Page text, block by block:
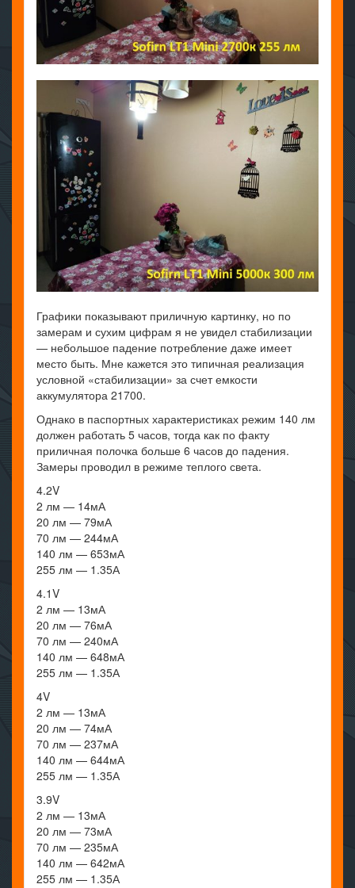
Графики показывают приличную картинку, но по
замерам и сухим цифрам я не увидел стабилизации
— небольшое падение потребление даже имеет
место быть. Мне кажется это типичная реализация
условной «стабилизации» за счет емкости
аккумулятора 21700.
Однако в паспортных характеристиках режим 140 лм
должен работать 5 часов, тогда как по факту
приличная полочка больше 6 часов до падения.
Замеры проводил в режиме теплого света.
4.2V
2 лм — 14мА
20 лм — 79мА
70 лм — 244мА
140 лм — 653мА
255 лм — 1.35А
4.1V
2 лм — 13мА
20 лм — 76мА
70 лм — 240мА
140 лм — 648мА
255 лм — 1.35А
4V
2 лм — 13мА
20 лм — 74мА
70 лм — 237мА
140 лм — 644мА
255 лм — 1.35А
3.9V
2 лм — 13мА
20 лм — 73мА
70 лм — 235мА
140 лм — 642мА
255 лм — 1.35А